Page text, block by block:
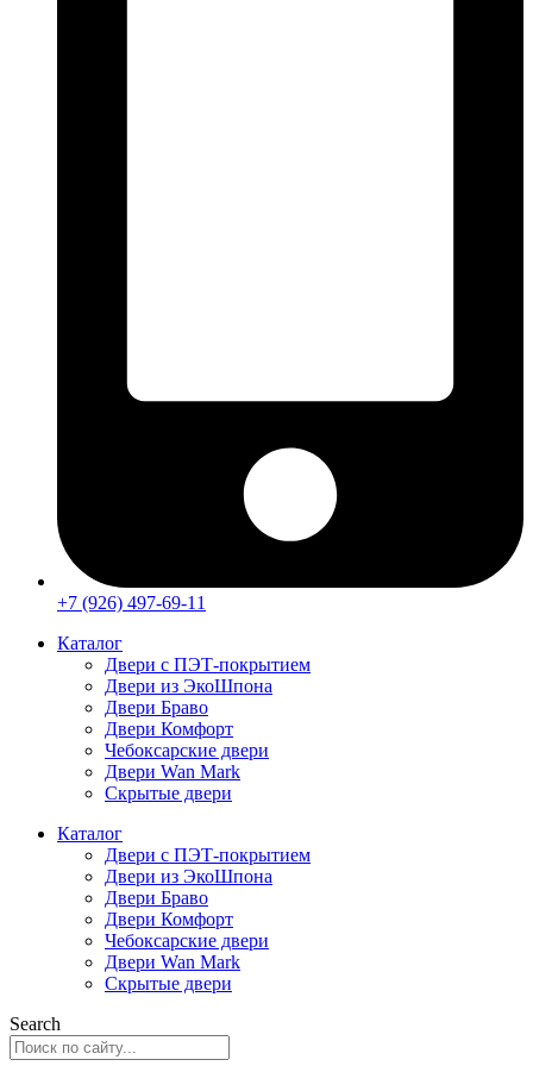
+7 (926) 497-69-11
Каталог
Двери с ПЭТ-покрытием
Двери из ЭкоШпона
Двери Браво
Двери Комфорт
Чебоксарские двери
Двери Wan Mark
Скрытые двери
Каталог
Двери с ПЭТ-покрытием
Двери из ЭкоШпона
Двери Браво
Двери Комфорт
Чебоксарские двери
Двери Wan Mark
Скрытые двери
Search